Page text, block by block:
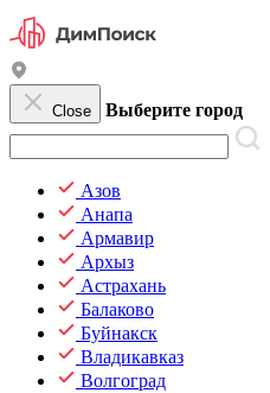
Close Выберите город
Азов
Анапа
Армавир
Архыз
Астрахань
Балаково
Буйнакск
Владикавказ
Волгоград